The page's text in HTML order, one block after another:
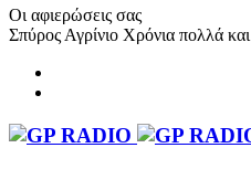
Οι αφιερώσεις σας
Σπύρος Αγρίνιο Χρόνια πολλά